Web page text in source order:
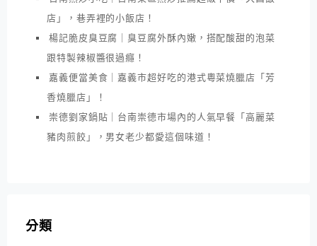
店」，巷弄裡的小飯店！
楊記脆皮臭豆腐｜臭豆腐外酥內嫩，搭配酸甜的泡菜
跟特製辣椒醬很過癮！
嘉義便當美食｜嘉義市超好吃的港式粵菜燒臘店「芳
香燒臘店」！
崇德劉家鍋貼｜台南崇德市場內的人氣早餐「高麗菜
豬肉煎餃」，男女老少都愛這個味道！
分類